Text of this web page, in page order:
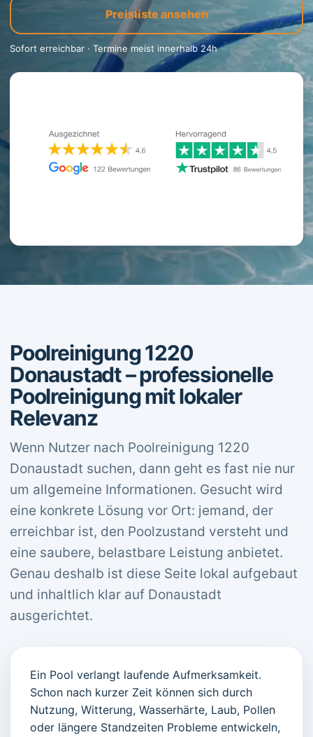
Preisliste ansehen
Sofort erreichbar · Termine meist innerhalb 24h
Poolreinigung 1220
Donaustadt – professionelle
Poolreinigung mit lokaler
Relevanz
Wenn Nutzer nach Poolreinigung 1220
Donaustadt suchen, dann geht es fast nie nur
um allgemeine Informationen. Gesucht wird
eine konkrete Lösung vor Ort: jemand, der
erreichbar ist, den Poolzustand versteht und
eine saubere, belastbare Leistung anbietet.
Genau deshalb ist diese Seite lokal aufgebaut
und inhaltlich klar auf Donaustadt
ausgerichtet.
Ein Pool verlangt laufende Aufmerksamkeit.
Schon nach kurzer Zeit können sich durch
Nutzung, Witterung, Wasserhärte, Laub, Pollen
oder längere Standzeiten Probleme entwickeln,